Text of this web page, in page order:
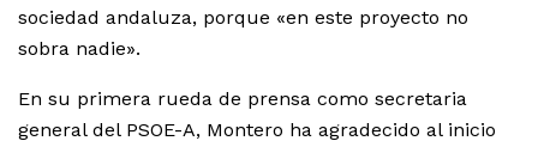
sociedad andaluza, porque «en este proyecto no
sobra nadie».
En su primera rueda de prensa como secretaria
general del PSOE-A, Montero ha agradecido al inicio